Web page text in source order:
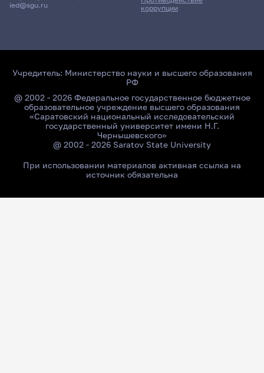
ied@sgu.ru
коррупции
Учредитель: Министерство науки и высшего образования
РФ
@ 2002 - 2026 Федеральное государственное бюджетное
образовательное учреждение высшего образования
«Саратовский национальный исследовательский
государственный университет имени Н.Г.
Чернышевского»
@ 2002 - 2026 Saratov State University
При использовании материалов активная ссылка на
источник обязательна